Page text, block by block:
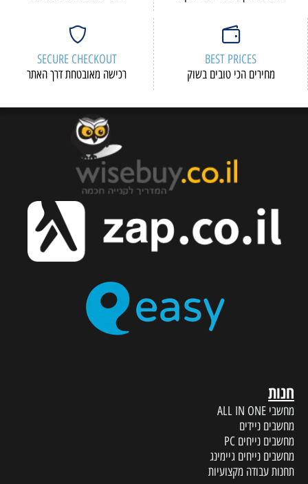
BEST PRICES
מחירים הכי טובים בשוק
SECURE CHECKOUT
רכישה מאובטחת דרך האתר
חנות
מחשבי ALL IN ONE
מחשבים ניידים
מחשבים נייחים PC
מחשבים נייחים גיימינג
תחנות עבודה מקצועיות